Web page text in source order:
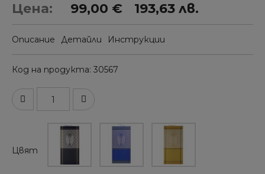
Цена: 99,00 € 193,63 лв.
Описание Детайли Инструкции
Код на продукта 30567
Цвят